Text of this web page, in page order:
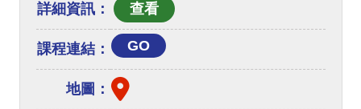
詳細資訊：
課程連結： GO
地圖：